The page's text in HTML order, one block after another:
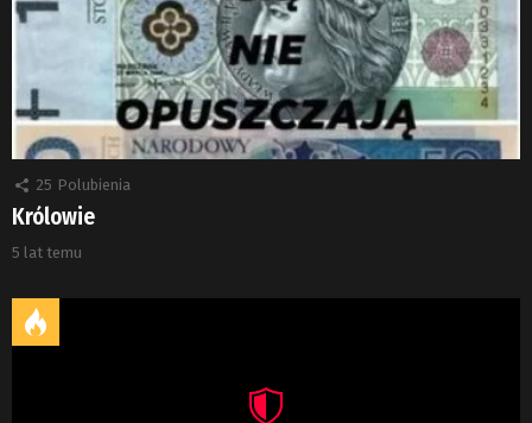
25 Polubienia
Królowie
5 lat temu